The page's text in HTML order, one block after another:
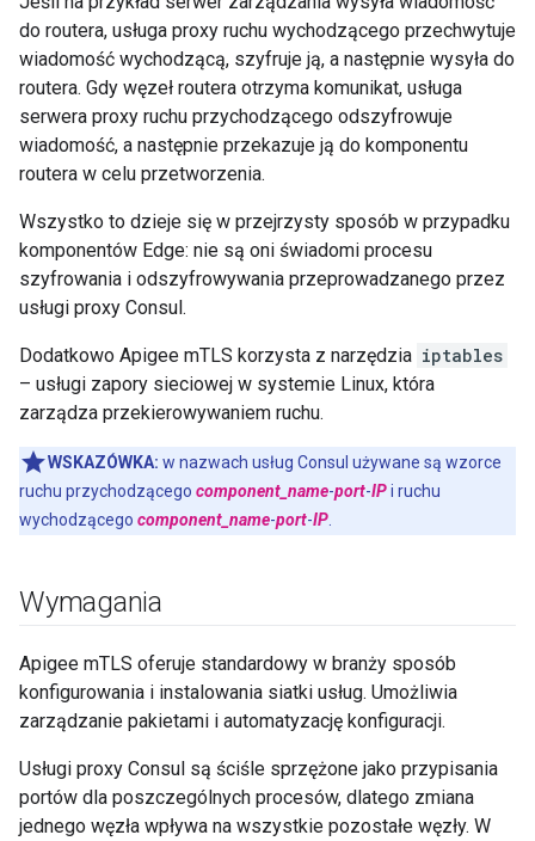
do routera, usługa proxy ruchu wychodzącego przechwytuje
wiadomość wychodzącą, szyfruje ją, a następnie wysyła do
routera. Gdy węzeł routera otrzyma komunikat, usługa
serwera proxy ruchu przychodzącego odszyfrowuje
wiadomość, a następnie przekazuje ją do komponentu
routera w celu przetworzenia.
Wszystko to dzieje się w przejrzysty sposób w przypadku
komponentów Edge: nie są oni świadomi procesu
szyfrowania i odszyfrowywania przeprowadzanego przez
usługi proxy Consul.
Dodatkowo Apigee mTLS korzysta z narzędzia iptables
– usługi zapory sieciowej w systemie Linux, która
zarządza przekierowywaniem ruchu.
WSKAZÓWKA: w nazwach usług Consul używane są wzorce
ruchu przychodzącego component_name-port-IPi ruchu
wychodzącego component_name-port-IP
Wymagania
Apigee mTLS oferuje standardowy w branży sposób
konfigurowania i instalowania siatki usług. Umożliwia
zarządzanie pakietami i automatyzację konfiguracji.
Usługi proxy Consul są ściśle sprzężone jako przypisania
portów dla poszczególnych procesów, dlatego zmiana
jednego węzła wpływa na wszystkie pozostałe węzły. W